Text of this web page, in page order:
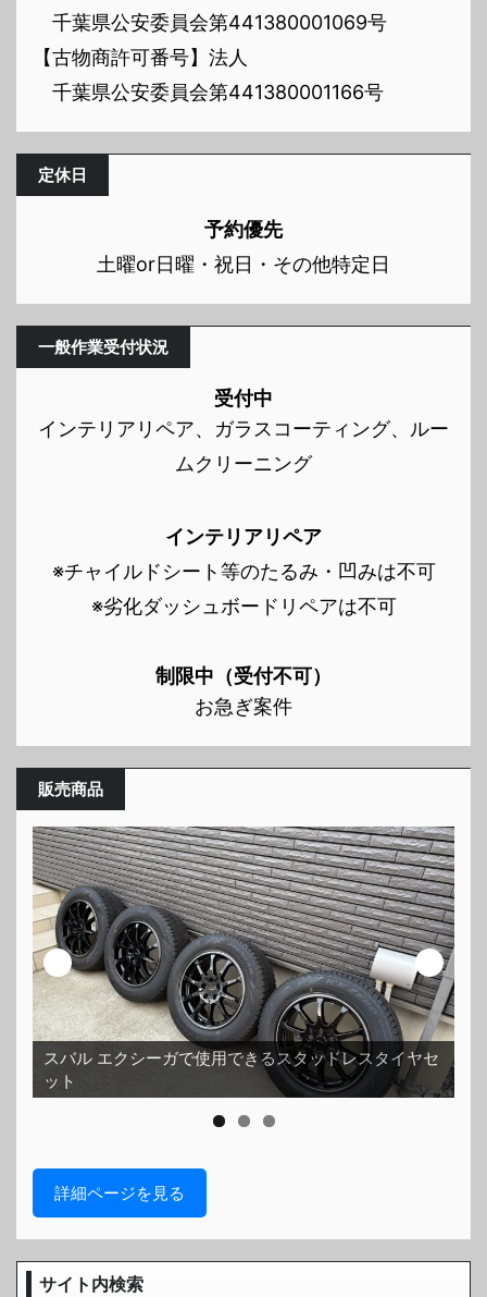
千葉県公安委員会第441380001069号
【古物商許可番号】法人
千葉県公安委員会第441380001166号
定休日
予約優先
土曜or日曜・祝日・その他特定日
一般作業受付状況
受付中
インテリアリペア、ガラスコーティング、ルー
ムクリーニング
インテリアリペア
※チャイルドシート等のたるみ・凹みは不可
※劣化ダッシュボードリペアは不可
制限中（受付不可）
お急ぎ案件
販売商品
スバル エクシーガで使用できるスタッドレスタイヤセ
ット
詳細ページを見る
サイト内検索